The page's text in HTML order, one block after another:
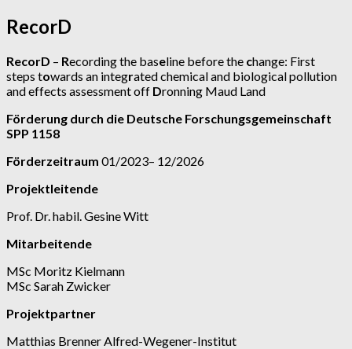
RecorD
RecorD – Recording the baseline before the change: First
steps towards an integrated chemical and biological pollution
and effects assessment off Dronning Maud Land
Förderung durch die Deutsche Forschungsgemeinschaft
SPP 1158
Förderzeitraum 01/2023– 12/2026
Projektleitende
Prof. Dr. habil. Gesine Witt
Mitarbeitende
MSc Moritz Kielmann
MSc Sarah Zwicker
Projektpartner
Matthias Brenner Alfred-Wegener-Institut